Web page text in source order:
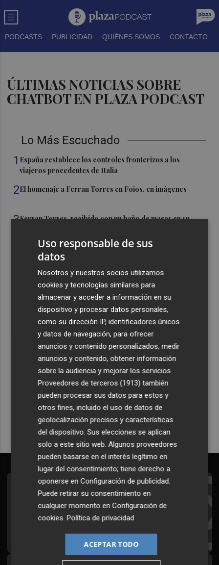
PODCASTS PUBLICIDAD QUIÉNES SOMOS CONTACTO
ÚLTIMAS NOTICIAS SOBRE
CHATBOT EN PLAZA PODCAST
Lo Más Escuchado
1 España restablece los controles fronterizos a los
viajeros procedentes de Italia
2El homenaje a Ferran Torres en Foios, en imágenes
3Ferran Torres, recibido con un baño de masas en su
Foios se vuelca con Ferran Torres
Las '200 vidas' que llevaron a Paco Rabal de Águilas a la
cima del cine: un documental recupera la voz y la mirada
del actor
Recibe toda la actualidad de
Plaza Podcast en tu correo
Quiero suscribirme
Suscríbete al Boletín
Todos los días a primera hora en tu email
¡Quiero suscribirme!
Uso responsable de sus
datos
Nosotros y nuestros socios utilizamos
cookies y tecnologías similares para
almacenar y acceder a información en su
dispositivo y procesar datos personales,
como su dirección IP, identificadores únicos
y datos de navegación, para ofrecer
anuncios y contenido personalizados, medir
anuncios y contenido, obtener información
sobre la audiencia y mejorar los servicios.
Proveedores de terceros (1913) también
pueden procesar sus datos para estos y
otros fines, incluido el uso de datos de
geolocalización precisos y características
del dispositivo. Sus elecciones se aplican
solo a este sitio web. Algunos proveedores
pueden basarse en el interés legítimo en
lugar del consentimiento; tiene derecho a
oponerse enConfiguración de publicidad
Puede retirar su consentimiento en
cualquier momento enConfiguración de
cookies .Política de privacidad
ACEPTAR TODO